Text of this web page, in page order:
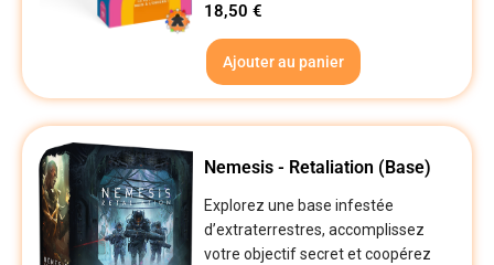
18,50€
Ajouter au panier
Nemesis - Retaliation (Base)
Explorez une base infestée
d’extraterrestres, accomplissez
votre objectif secret et coopérez